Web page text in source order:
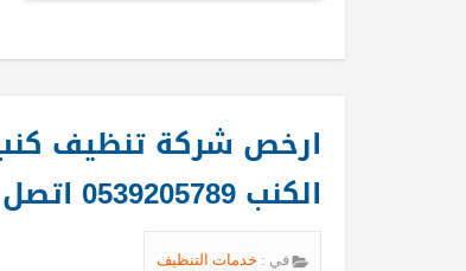
الكنب 0539205789 اتصل
في : خدمات التنظيف